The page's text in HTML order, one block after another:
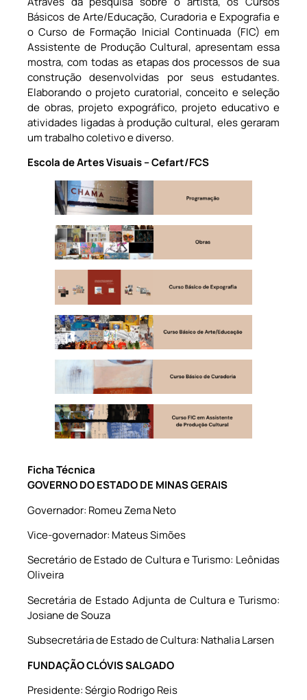
Básicos de Arte/Educação, Curadoria e Expografia e
o Curso de Formação Inicial Continuada (FIC) em
Assistente de Produção Cultural, apresentam essa
mostra, com todas as etapas dos processos de sua
construção desenvolvidas por seus estudantes.
Elaborando o projeto curatorial, conceito e seleção
de obras, projeto expográfico, projeto educativo e
atividades ligadas à produção cultural, eles geraram
um trabalho coletivo e diverso.
Escola de Artes Visuais – Cefart/FCS
Ficha Técnica
GOVERNO DO ESTADO DE MINAS GERAIS
Governador: Romeu Zema Neto
Vice-governador: Mateus Simões
Secretário de Estado de Cultura e Turismo: Leônidas
Oliveira
Secretária de Estado Adjunta de Cultura e Turismo:
Josiane de Souza
Subsecretária de Estado de Cultura: Nathalia Larsen
FUNDAÇÃO CLÓVIS SALGADO
Presidente: Sérgio Rodrigo Reis